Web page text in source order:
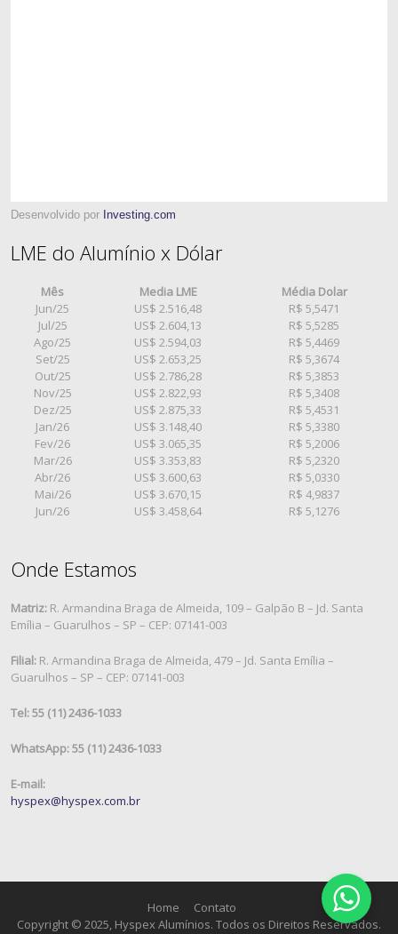
Desenvolvido por Investing.com
LME do Alumínio x Dólar
Mês Media LME
Média Dolar
Jun/25
US$ 2.516,48
R$ 5,5471
Jul/25
US$ 2.604,13
R$ 5,5285
Ago/25
US$ 2.594,03
R$ 5,4469
Set/25
US$ 2.653,25
R$ 5,3674
Out/25
US$ 2.786,28
R$ 5,3853
Nov/25
US$ 2.822,93
R$ 5,3408
Dez/25
US$ 2.875,33
R$ 5,4531
Jan/26
US$ 3.148,40
R$ 5,3380
Fev/26
US$ 3.065,35
R$ 5,2006
Mar/26
US$ 3.353,83
R$ 5,2320
Abr/26
US$ 3.600,63
R$ 5,0330
Mai/26
US$ 3.670,15
R$ 4,9837
Jun/26
US$ 3.458,64 R$ 5,1276
Onde Estamos
Matriz: R. Armandina Braga de Almeida, 109 – Galpão B – Jd. Santa
Emília – Guarulhos – SP – CEP: 07141-003
Filial: R. Armandina Braga de Almeida, 479 – Jd. Santa Emília –
Guarulhos – SP – CEP: 07141-003
Tel: 55 (11) 2436-1033
WhatsApp: 55 (11) 2436-1033
E-mail:
hyspex@hyspex.com.br
Home
Contato
Copyright © 2025, Hyspex Alumínios. Todos os Direitos Reservados.